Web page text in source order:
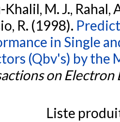
M. J., Rahal,
R. (1998).
in Single
(Qbv's) by the
on Electron
Liste